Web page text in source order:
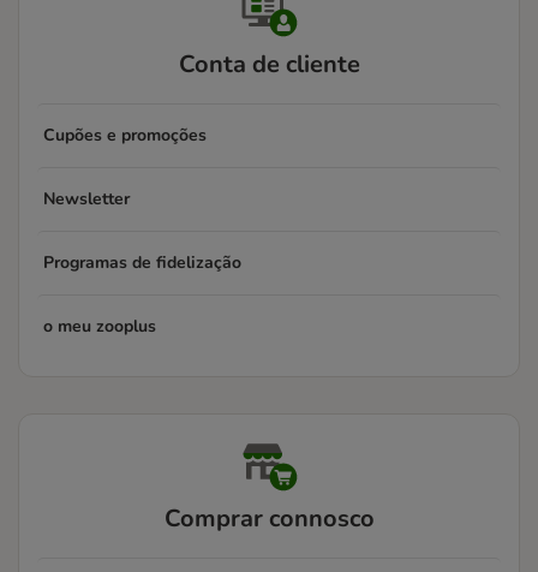
Conta de cliente
Cupões e promoções
Newsletter
Programas de fidelização
o meu zooplus
Comprar connosco